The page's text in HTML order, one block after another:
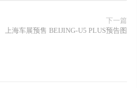
下一篇
上海车展预售 BEIJING-U5 PLUS预告图